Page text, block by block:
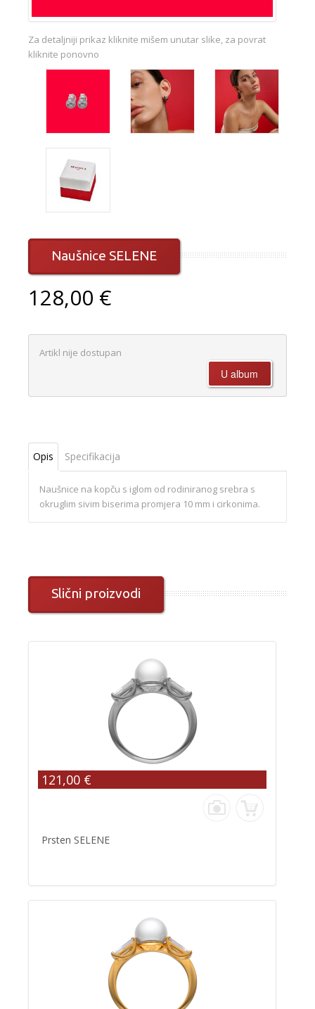
Za detaljniji prikaz kliknite mišem unutar slike, za povrat
kliknite ponovno
Naušnice SELENE
128,00 €
Artikl nije dostupan
Opis Specifikacija
Naušnice na kopču s iglom od rodiniranog srebra s
okruglim sivim biserima promjera 10 mm i cirkonima.
Slični proizvodi
121,00 €
Prsten SELENE